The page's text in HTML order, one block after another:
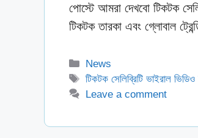
পোস্টে আমরা দেখবো টিকটক
টিকটক তারকা এবং গ্লোবাল
Categories
News
Tags
টিকটক সেলিব্রিটি ভাইরাল ভিডিও
Leave a comment